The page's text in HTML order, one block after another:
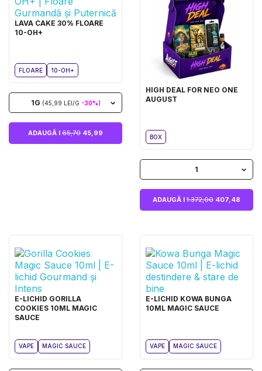
LAVA CAKE 30% FLOARE
10-OH+
FLOARE 10-OH+
1G (45,99 LEI/G -30%)
ADAUGĂ I 65,70 45,99
HIGH DEAL FOR NEO ONE
AUGUST
BOX
1
ADAUGĂ I 1.372,00 407,48
E-LICHID GORILLA
COOKIES 10ML MAGIC
SAUCE
VAPE MAGIC SAUCE
E-LICHID KOWA BUNGA
10ML MAGIC SAUCE
VAPE MAGIC SAUCE